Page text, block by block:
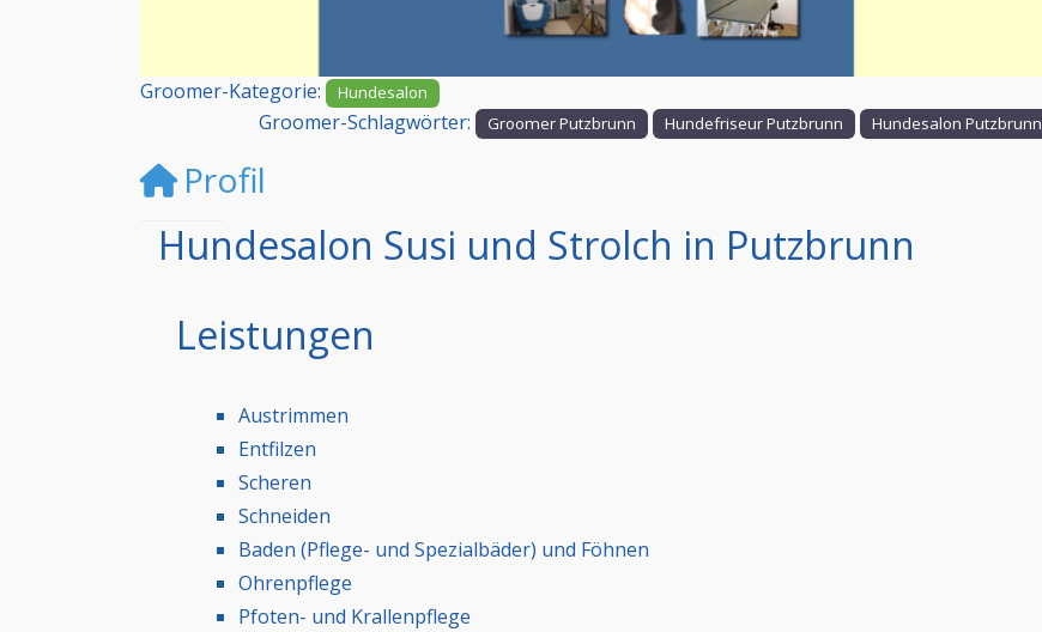
Groomer-Kategorie: Hundesalon
Groomer-Schlagwörter: Groomer Putzbrunn Hundefriseur Putzbrunn Hundesalon Putzbrunn
Profil
Hundesalon Susi und Strolch in Putzbrunn
Leistungen
Austrimmen
Entfilzen
Scheren
Schneiden
Baden (Pflege- und Spezialbäder) und Föhnen
Ohrenpflege
Pfoten- und Krallenpflege